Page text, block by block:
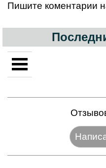
Пишите коментарии